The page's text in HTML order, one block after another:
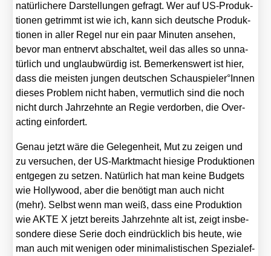
natür­li­che­re Dar­stel­lun­gen gefragt. Wer auf US-Pro­duk­
tio­nen getrimmt ist wie ich, kann sich deut­sche Pro­duk­
tio­nen in aller Regel nur ein paar Minu­ten anse­hen,
bevor man ent­nervt abschal­tet, weil das alles so unna­
tür­lich und unglaub­wür­dig ist. Bemer­kens­wert ist hier,
dass die meis­ten jun­gen deut­schen Schauspieler°Innen
die­ses Pro­blem nicht haben, ver­mut­lich sind die noch
nicht durch Jahr­zehn­te an Regie ver­dor­ben, die Over­
ac­ting ein­for­dert.
Genau jetzt wäre die Gele­gen­heit, Mut zu zei­gen und
zu ver­su­chen, der US-Markt­macht hie­si­ge Pro­duk­tio­nen
ent­ge­gen zu set­zen. Natür­lich hat man kei­ne Bud­gets
wie Hol­ly­wood, aber die benö­tigt man auch nicht
(mehr). Selbst wenn man weiß, dass eine Pro­duk­ti­on
wie AKTE X jetzt bereits Jahr­zehn­te alt ist, zeigt ins­be­
son­de­re die­se Serie doch ein­drück­lich bis heu­te, wie
man auch mit weni­gen oder mini­ma­lis­ti­schen Spe­zi­al­ef­